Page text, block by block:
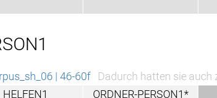
| 46-60f
Dadurch hatten sie auch
HELFEN1 ORDNER-PERSON1*